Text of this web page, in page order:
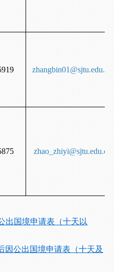
zhangbin01@sjtu.edu.cn
zhao_zhiyi@sjtu.edu.cn
出国境申请表（十天以
因公出国境申请表（十天及